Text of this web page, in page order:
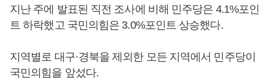
지난 주에 발표된 직전 조사에 비해 민주당은 4.1%포인
트 하락했고 국민의힘은 3.0%포인트 상승했다.
지역별로 대구·경북을 제외한 모든 지역에서 민주당이
국민의힘을 앞섰다.